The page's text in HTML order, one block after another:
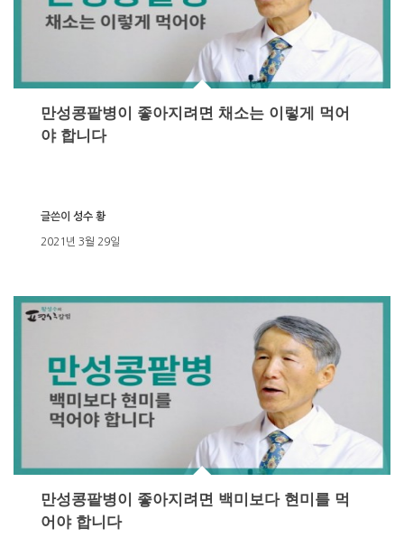
만성콩팥병이 좋아지려면 채소는 이렇게 먹어
야 합니다
2021년 3월 29일
글쓴이 성수 황
만성콩팥병이 좋아지려면 백미보다 현미를 먹
어야 합니다